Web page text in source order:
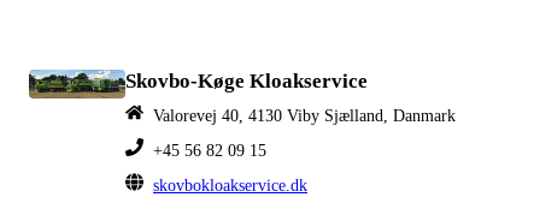
Skovbo-Køge Kloakservice
Valorevej 40, 4130 Viby Sjælland, Danmark
+45 56 82 09 15
skovbokloakservice.dk